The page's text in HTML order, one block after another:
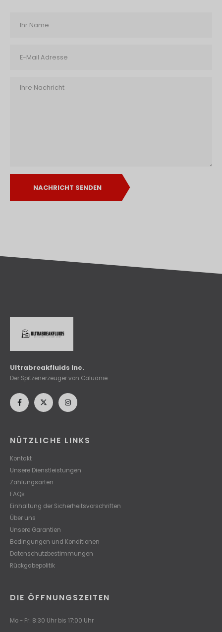
NACHRICHT SENDEN
Ultrabreakfluids Inc.
Der Spitzenerzeuger von Caluanie
NÜTZLICHE LINKS
Kontakt
Unsere Dienstleistungen
Zahlungsarten
FAQs
Einhaltung der Sicherheitsvorschriften
Über uns
Unsere Garantien
Bedingungen und Konditionen
Datenschutzbestimmungen
Rückgabepolitik
DIE ÖFFNUNGSZEITEN
Mo - Fr: 8:30 Uhr bis 17:00 Uhr